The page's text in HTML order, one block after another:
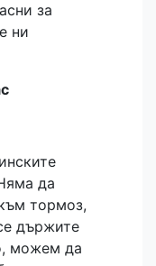
за
ни
да
тормоз,
държите
можем да